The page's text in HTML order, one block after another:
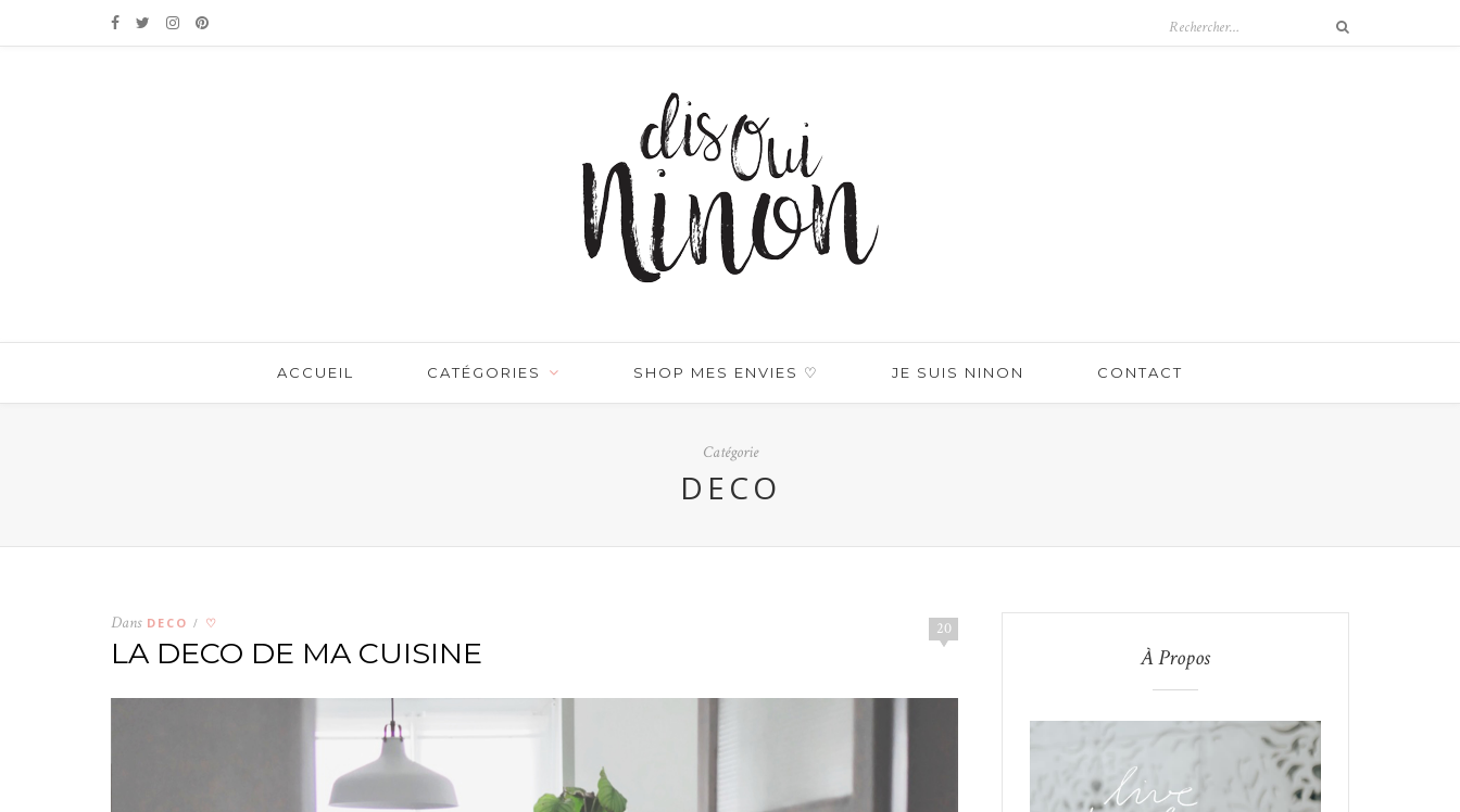
ACCUEIL CATÉGORIES SHOP MES ENVIES ♡ JE SUIS NINON CONTACT
Catégorie
DECO
20
Dans DECO / ♡
LA DECO DE MA CUISINE À Propos